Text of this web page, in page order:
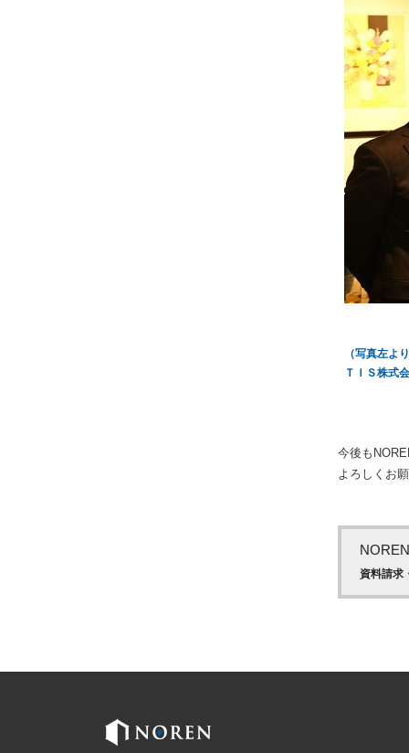
（写真左よ
ＴＩＳ株式
今後も
よろしくお
資料請求